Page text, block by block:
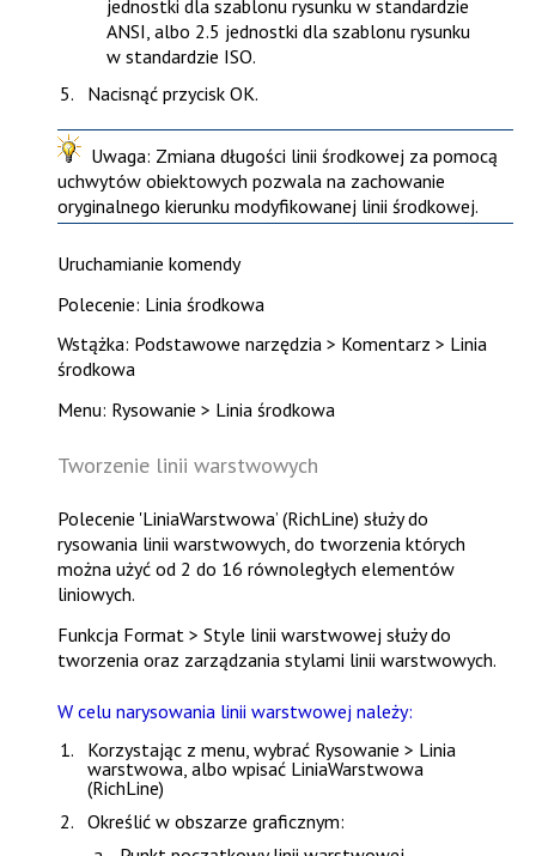
jednostki dla szablonu rysunku w standardzie
ANSI, albo 2.5 jednostki dla szablonu rysunku
w standardzie ISO.
Nacisnąć przyciskOK.
Uwaga: Zmiana długości linii środkowej za pomocą
uchwytów obiektowych pozwala na zachowanie
oryginalnego kierunku modyfikowanej linii środkowej.
Uruchamianie komendy
Polecenie: Linia środkowa
Wstążka: Podstawowe narzędzia > Komentarz > Linia
środkowa
Menu: Rysowanie > Linia środkowa
Tworzenie linii warstwowych
Polecenie 'LiniaWarstwowa’ (RichLine) służy do
rysowania linii warstwowych, do tworzenia których
można użyć od 2 do 16 równoległych elementów
liniowych.
Funkcja Format > Style linii warstwowej służy do
tworzenia oraz zarządzania stylami linii warstwowych.
W celu narysowania linii warstwowej należy:
Korzystając z menu, wybrać Rysowanie > Linia
warstwowa, albo wpisać LiniaWarstwowa
(RichLine)
Określić w obszarze graficznym: